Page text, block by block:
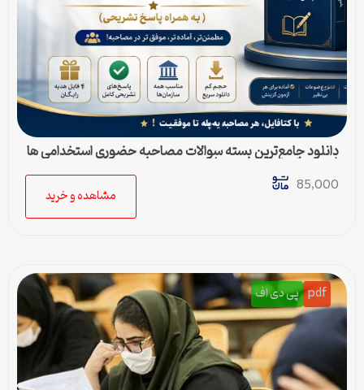
دانلود جامع‌ترین بسته سوالات مصاحبه حضوری استخدامی ها
(به همراه پاسخ تشریحی)
85,000
مشاهده و خرید
pdf پی دی اف